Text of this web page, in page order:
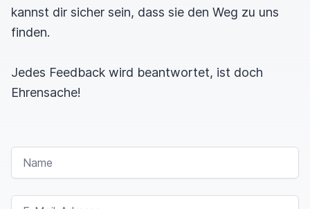
kannst dir sicher sein, dass sie den Weg zu uns
finden.
Jedes Feedback wird beantwortet, ist doch
Ehrensache!
NAME
E-MAIL-ADRESSE